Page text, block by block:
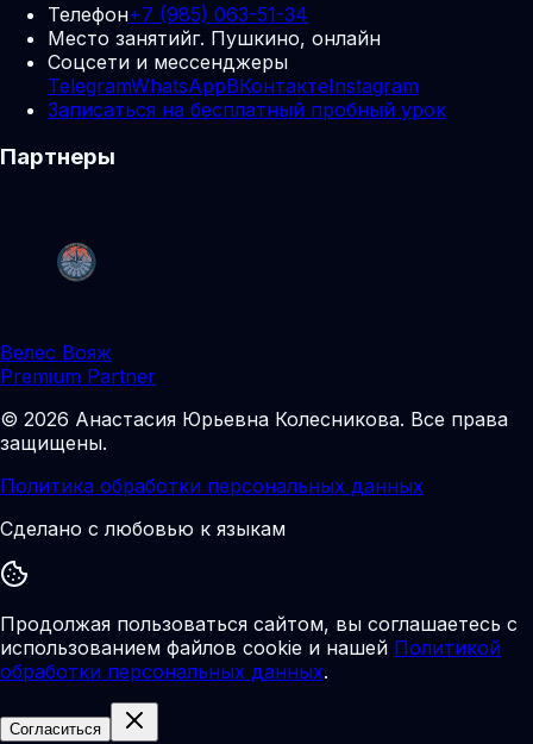
Телефон+7 (985) 063-51-34
Место занятийг. Пушкино, онлайн
Соцсети и мессенджеры
TelegramWhatsAppВКонтактеInstagram
Записаться на бесплатный пробный урок
Партнеры
Велес Вояж
Premium Partner
© 2026 Анастасия Юрьевна Колесникова. Все права
защищены.
Политика обработки персональных данных
Сделано с любовью к языкам
Продолжая пользоваться сайтом, вы соглашаетесь с
использованием файлов cookie и нашей Политикой
обработки персональных данных.
Согласиться